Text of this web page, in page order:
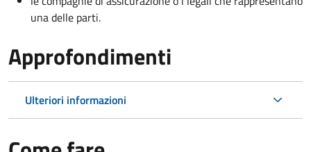
una delle parti.
Approfondimenti
Ulteriori informazioni